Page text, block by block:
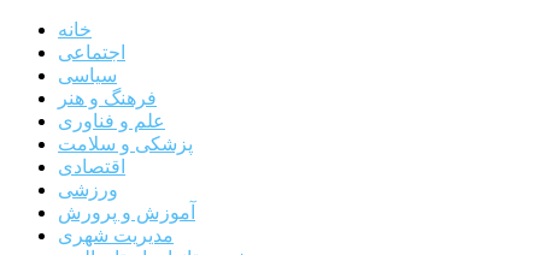
خانه
اجتماعی
سیاسی
فرهنگ و هنر
علم و فناوری
پزشکی و سلامت
اقتصادی
ورزشی
آموزش و پرورش
مدیریت شهری